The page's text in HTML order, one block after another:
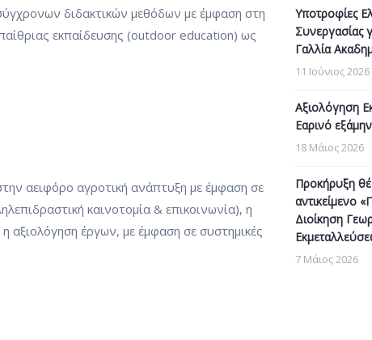
διδακτικών μεθόδων με έμφαση στη
εκπαίδευσης (outdoor education) ως
αειφόρο αγροτική ανάπτυξη με έμφαση σε
καινοτομία & επικοινωνία), η
αξιολόγηση έργων, με έμφαση σε συστημικές
Υποτροφίες
Συνεργασίας
Γαλλία
11 Ιούνιος 2026
Αξιολόγηση
Εαρινό
18 Μάιος 2026
Προκήρυξη
αντικείμενο
Διοίκηση
7 Μάιος 2026